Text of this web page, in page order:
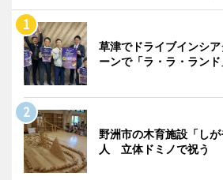
草津でドライブインシ
ーンで「ラ・ラ・ラン
野洲市の木育施設「し
人 立体ドミノで祝う